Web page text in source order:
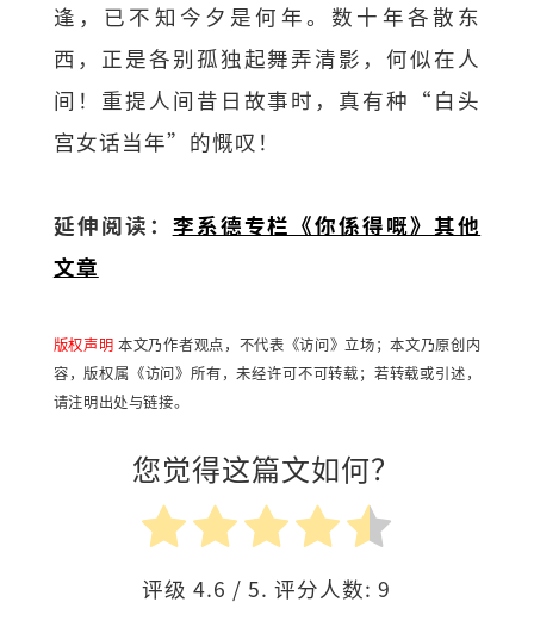
逢，已不知今夕是何年。数十年各散东
西，正是各别孤独起舞弄清影，何似在人
间！重提人间昔日故事时，真有种“白头
宫女话当年”的慨叹！
延伸阅读： 李系德专栏《你係得嘅》其他
文章
版权声明 本文乃作者观点，不代表《访问》立场；本文乃原创内
容，版权属《访问》所有，未经许可不可转载；若转载或引述，
请注明出处与链接。
您觉得这篇文如何？
评级4.6 / 5. 评分人数:9